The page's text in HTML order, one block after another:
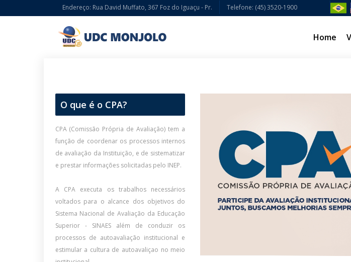
Endereço: Rua David Muffato, 367 Foz do Iguaçu - Pr. Telefone: (45) 3520-1900
Home
O que é o CPA?
CPA (Comissão Própria de Avaliação) tem a
função de coordenar os processos internos
de avaliação da Instituição, e de sistematizar
e prestar informações solicitadas pelo INEP.
A CPA executa os trabalhos necessários
voltados para o alcance dos objetivos do
Sistema Nacional de Avaliação da Educação
Superior - SINAES além de conduzir os
processos de autoavaliação institucional e
estimular a cultura de autoavaliçao no meio